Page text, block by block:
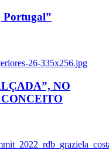
Portugal”
26-335x256.jpg
NO